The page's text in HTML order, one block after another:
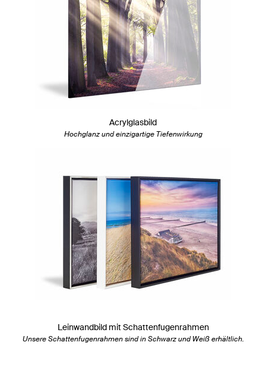
Acrylglasbild
Hochglanz und einzigartige Tiefenwirkung
Leinwandbild mit Schattenfugenrahmen
Unsere Schattenfugenrahmen sind in Schwarz und Weiß erhältlich.